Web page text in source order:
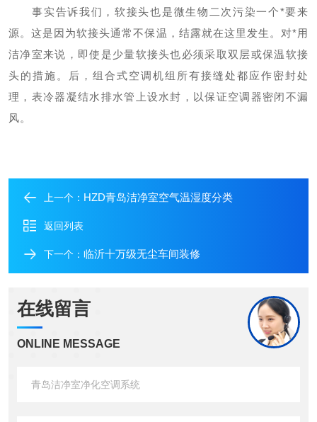
事实告诉我们，软接头也是微生物二次污染一个*要来
源。这是因为软接头通常不保温，结露就在这里发生。对*用
洁净室来说，即使是少量软接头也必须采取双层或保温软接
头的措施。后，组合式空调机组所有接缝处都应作密封处
理，表冷器凝结水排水管上设水封，以保证空调器密闭不漏
风。
上一个： HZD青岛洁净室空气温湿度分类
返回列表
下一个： 临沂十万级无尘车间装修
在线留言
ONLINE MESSAGE